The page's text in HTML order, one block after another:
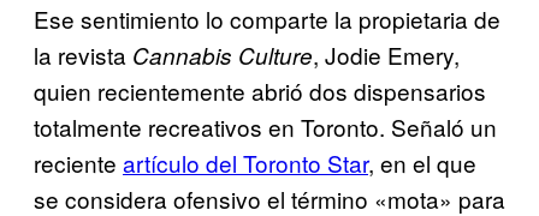
Ese sentimiento lo comparte la propietaria de
la revista Cannabis Culture, Jodie Emery,
quien recientemente abrió dos dispensarios
totalmente recreativos en Toronto. Señaló un
reciente artículo del Toronto Star, en el que
se considera ofensivo el término «mota» para